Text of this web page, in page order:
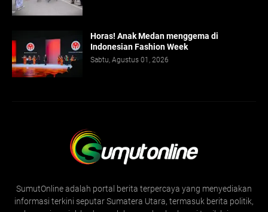
Horas! Anak Medan menggema di
Indonesian Fashion Week
Sabtu, Agustus 01, 2026
SumutOnline adalah portal berita terpercaya yang menyediakan
informasi terkini seputar Sumatera Utara, termasuk berita politik,